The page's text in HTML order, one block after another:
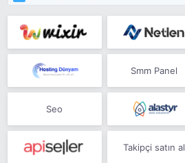
Smm Panel
Seo
Takipçi satın al